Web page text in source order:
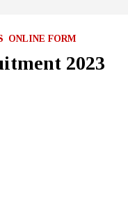
ONLINE FORM
2023